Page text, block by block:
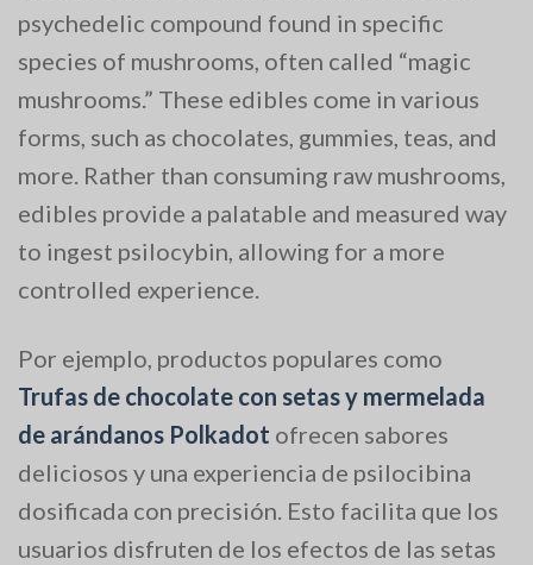
psychedelic compound found in specific
species of mushrooms, often called “magic
mushrooms.” These edibles come in various
forms, such as chocolates, gummies, teas, and
more. Rather than consuming raw mushrooms,
edibles provide a palatable and measured way
to ingest psilocybin, allowing for a more
controlled experience.
Por ejemplo, productos populares como
Trufas de chocolate con setas y mermelada
de arándanos Polkadot ofrecen sabores
deliciosos y una experiencia de psilocibina
dosificada con precisión. Esto facilita que los
usuarios disfruten de los efectos de las setas